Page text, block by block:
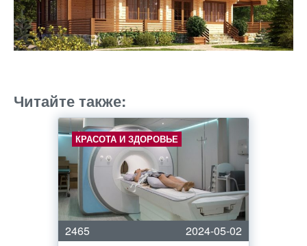
Читайте также:
КРАСОТА И ЗДОРОВЬЕ
2465
2024-05-02